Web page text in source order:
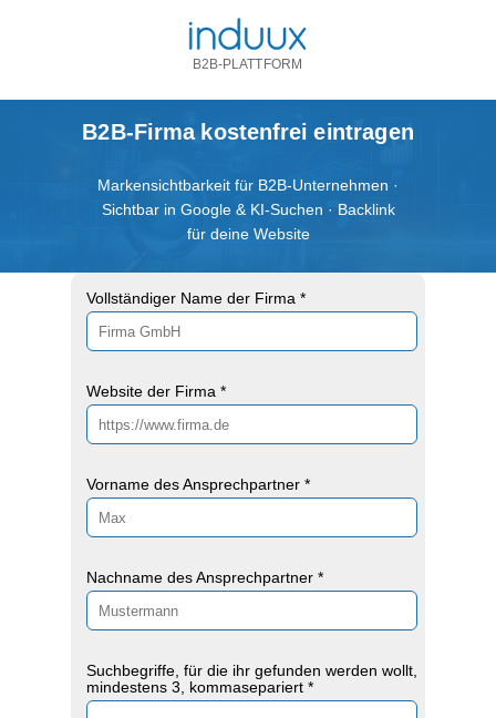
B2B-Firma kostenfrei eintragen
B2B-PLATTFORM
Vollständiger Name der Firma *
Website der Firma *
Vorname des Ansprechpartner *
Nachname des Ansprechpartner *
Suchbegriffe, für die ihr gefunden werden wollt,
mindestens 3, kommasepariert *
Markensichtbarkeit für B2B-Unternehmen ·
Sichtbar in Google & KI-Suchen · Backlink
für deine Website